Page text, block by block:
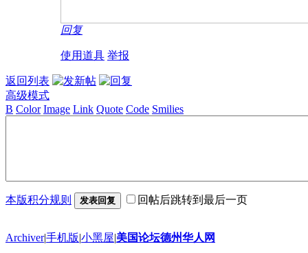
回复
使用道具 举报
返回列表
高级模式
B Color Image Link Quote Code Smilies
本版积分规则 发表回复 回帖后跳转到最后一页
Archiver|手机版|小黑屋|美国论坛德州华人网